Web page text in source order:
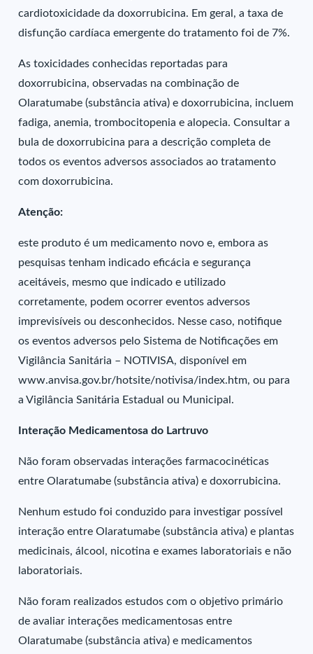
cardiotoxicidade da doxorrubicina. Em geral, a taxa de
disfunção cardíaca emergente do tratamento foi de 7%.
As toxicidades conhecidas reportadas para
doxorrubicina, observadas na combinação de
Olaratumabe (substância ativa) e doxorrubicina, incluem
fadiga, anemia, trombocitopenia e alopecia. Consultar a
bula de doxorrubicina para a descrição completa de
todos os eventos adversos associados ao tratamento
com doxorrubicina.
Atenção:
este produto é um medicamento novo e, embora as
pesquisas tenham indicado eficácia e segurança
aceitáveis, mesmo que indicado e utilizado
corretamente, podem ocorrer eventos adversos
imprevisíveis ou desconhecidos. Nesse caso, notifique
os eventos adversos pelo Sistema de Notificações em
Vigilância Sanitária – NOTIVISA, disponível em
www.anvisa.gov.br/hotsite/notivisa/index.htm, ou para
a Vigilância Sanitária Estadual ou Municipal.
Interação Medicamentosa do Lartruvo
Não foram observadas interações farmacocinéticas
entre Olaratumabe (substância ativa) e doxorrubicina.
Nenhum estudo foi conduzido para investigar possível
interação entre Olaratumabe (substância ativa) e plantas
medicinais, álcool, nicotina e exames laboratoriais e não
laboratoriais.
Não foram realizados estudos com o objetivo primário
de avaliar interações medicamentosas entre
Olaratumabe (substância ativa) e medicamentos